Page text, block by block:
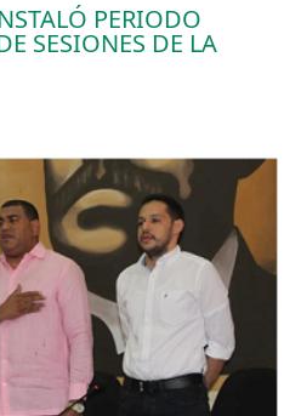
PERIODO
SESIONES DE LA